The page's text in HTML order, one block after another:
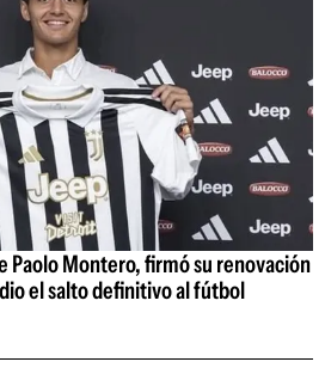
Paolo Montero, firmó su renovación
el salto definitivo al fútbol